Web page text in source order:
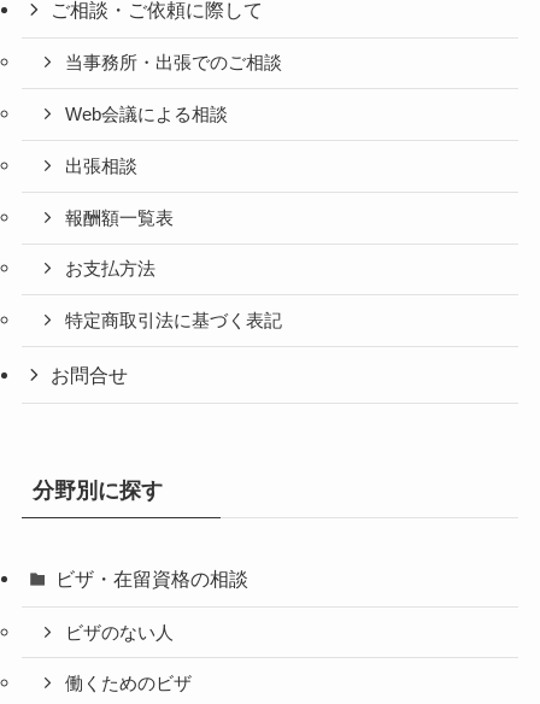
ご相談・ご依頼に際して
当事務所・出張でのご相談
Web会議による相談
出張相談
報酬額一覧表
お支払方法
特定商取引法に基づく表記
お問合せ
分野別に探す
ビザ・在留資格の相談
ビザのない人
働くためのビザ